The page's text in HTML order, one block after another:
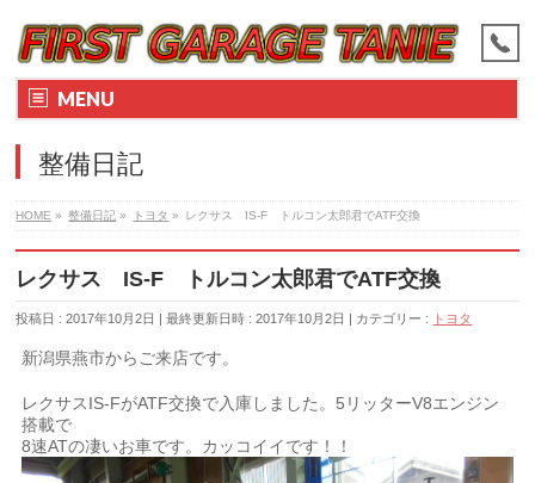
MENU
整備日記
HOME » 整備日記 » トヨタ » レクサス IS‐F トルコン太郎君でATF交換
レクサス IS‐F トルコン太郎君でATF交換
投稿日 : 2017年10月2日 最終更新日時 : 2017年10月2日 カテゴリー : トヨタ
新潟県燕市からご来店です。
レクサスIS‐FがATF交換で入庫しました。5リッターV8エンジン
搭載で
8速ATの凄いお車です。カッコイイです！！